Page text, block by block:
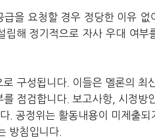
을 요청할 경우 정당한 이유 없
립해 정기적으로 자사 우대 여부
로 구성됩니다. 이들은 멜론의 최
를 점검합니다 보고사항 시정방
. 공정위는 활동내용이 미제출되
방침입니다